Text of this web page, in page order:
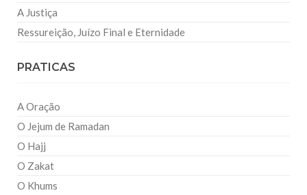
A Justiça
Ressureição, Juízo Final e Eternidade
PRATICAS
A Oração
O Jejum de Ramadan
O Hajj
O Zakat
O Khums